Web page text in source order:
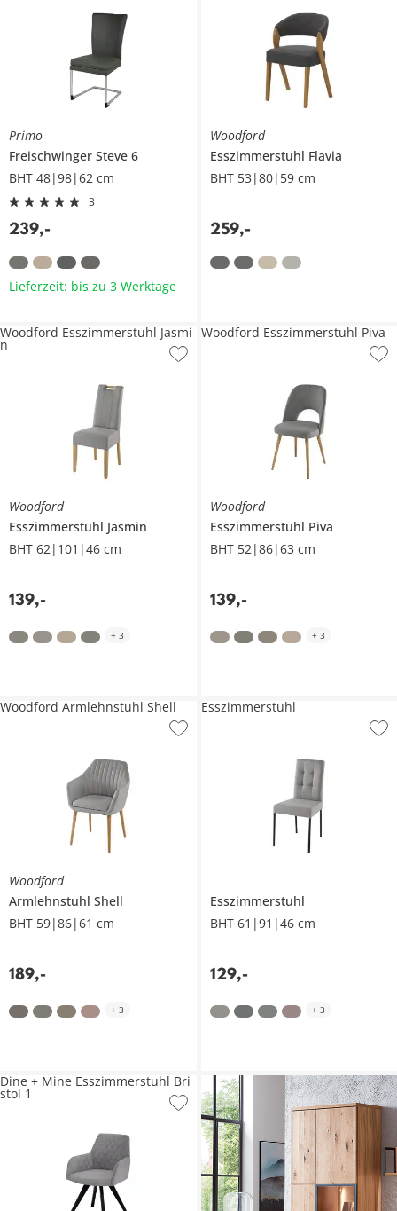
Primo
Freischwinger Steve 6
BHT 48|98|62 cm
3
239,-
Lieferzeit: bis zu 3 Werktage
Woodford
Esszimmerstuhl Flavia
BHT 53|80|59 cm
259,-
Woodford
Esszimmerstuhl Jasmin
BHT 62|101|46 cm
139,-
Woodford Esszimmerstuhl Jasmi
n
+ 3
Woodford
Esszimmerstuhl Piva
BHT 52|86|63 cm
139,-
Woodford Esszimmerstuhl Piva
+ 3
Woodford
Armlehnstuhl Shell
BHT 59|86|61 cm
189,-
Woodford Armlehnstuhl Shell
+ 3
Esszimmerstuhl
BHT 61|91|46 cm
129,-
Esszimmerstuhl
+ 3
Dine + Mine Esszimmerstuhl Bri
stol 1